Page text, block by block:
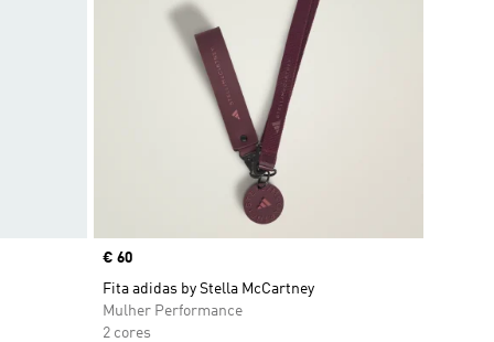
Price
€ 60
Fita adidas by Stella McCartney
Mulher Performance
2 cores